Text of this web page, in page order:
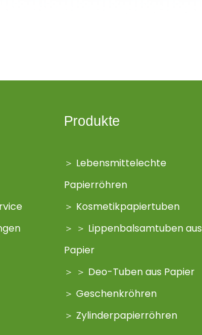
Produkte
＞ Lebensmittelechte
Papierröhren
＞ Kosmetikpapiertuben
＞ ＞ Lippenbalsamtuben aus
Papier
＞ ＞ Deo-Tuben aus Papier
＞Geschenkröhren
＞ Zylinderpapierröhren